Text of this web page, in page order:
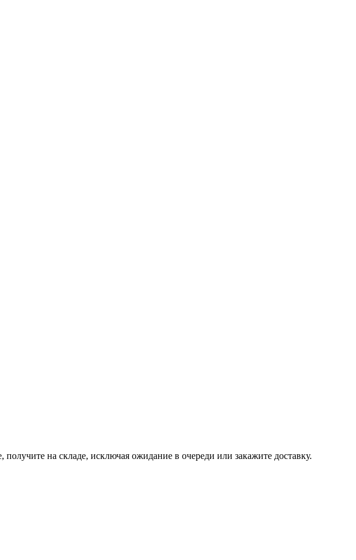
на складе, исключая ожидание в очереди или закажите доставку.